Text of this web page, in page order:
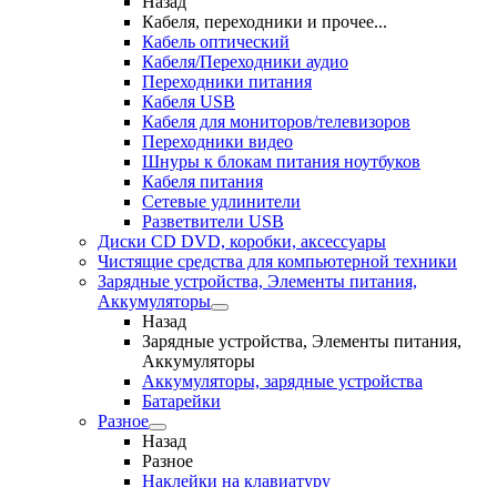
Кабеля, переходники и прочее...
Кабель оптический
Кабеля/Переходники аудио
Переходники питания
Кабеля USB
Кабеля для мониторов/телевизоров
Переходники видео
Шнуры к блокам питания ноутбуков
Кабеля питания
Сетевые удлинители
Разветвители USB
Диски CD DVD, коробки, аксессуары
Чистящие средства для компьютерной техники
Зарядные устройства, Элементы питания,
Аккумуляторы
Назад
Зарядные устройства, Элементы питания,
Аккумуляторы
Аккумуляторы, зарядные устройства
Батарейки
Разное
Назад
Разное
Наклейки на клавиатуру